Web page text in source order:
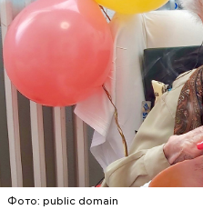
Фото: public domain
семь сыновей и две
работала на ферме по
тростника, а потом
коричневого сахара
родственников, но в
работать аж до 80 лет.
ПЕНСИОНЕРЫ
РЕКОРДЫ